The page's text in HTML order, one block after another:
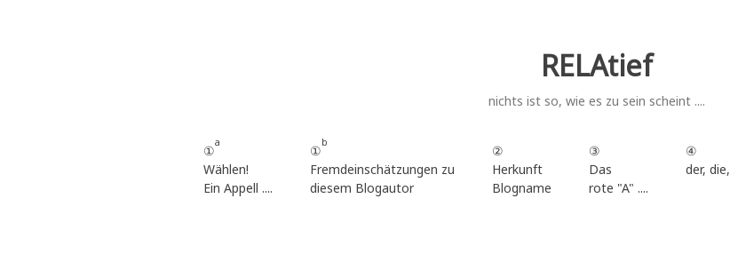
RELAtief
nichts ist so, wie es zu sein scheint ....
①
a
Wählen!
Ein Appell ....
①
b
Fremdeinschätzungen zu
diesem Blogautor
②
Herkunft
Blogname
③
Das
rote "A" ....
④
der, die,